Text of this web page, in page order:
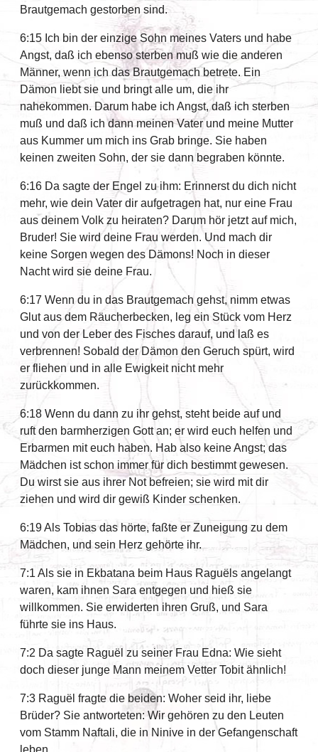
Brautgemach gestorben sind.
6:15 Ich bin der einzige Sohn meines Vaters und habe
Angst, daß ich ebenso sterben muß wie die anderen
Männer, wenn ich das Brautgemach betrete. Ein
Dämon liebt sie und bringt alle um, die ihr
nahekommen. Darum habe ich Angst, daß ich sterben
muß und daß ich dann meinen Vater und meine Mutter
aus Kummer um mich ins Grab bringe. Sie haben
keinen zweiten Sohn, der sie dann begraben könnte.
6:16 Da sagte der Engel zu ihm: Erinnerst du dich nicht
mehr, wie dein Vater dir aufgetragen hat, nur eine Frau
aus deinem Volk zu heiraten? Darum hör jetzt auf mich,
Bruder! Sie wird deine Frau werden. Und mach dir
keine Sorgen wegen des Dämons! Noch in dieser
Nacht wird sie deine Frau.
6:17 Wenn du in das Brautgemach gehst, nimm etwas
Glut aus dem Räucherbecken, leg ein Stück vom Herz
und von der Leber des Fisches darauf, und laß es
verbrennen! Sobald der Dämon den Geruch spürt, wird
er fliehen und in alle Ewigkeit nicht mehr
zurückkommen.
6:18 Wenn du dann zu ihr gehst, steht beide auf und
ruft den barmherzigen Gott an; er wird euch helfen und
Erbarmen mit euch haben. Hab also keine Angst; das
Mädchen ist schon immer für dich bestimmt gewesen.
Du wirst sie aus ihrer Not befreien; sie wird mit dir
ziehen und wird dir gewiß Kinder schenken.
6:19 Als Tobias das hörte, faßte er Zuneigung zu dem
Mädchen, und sein Herz gehörte ihr.
7:1 Als sie in Ekbatana beim Haus Raguëls angelangt
waren, kam ihnen Sara entgegen und hieß sie
willkommen. Sie erwiderten ihren Gruß, und Sara
führte sie ins Haus.
7:2 Da sagte Raguël zu seiner Frau Edna: Wie sieht
doch dieser junge Mann meinem Vetter Tobit ähnlich!
7:3 Raguël fragte die beiden: Woher seid ihr, liebe
Brüder? Sie antworteten: Wir gehören zu den Leuten
vom Stamm Naftali, die in Ninive in der Gefangenschaft
leben.